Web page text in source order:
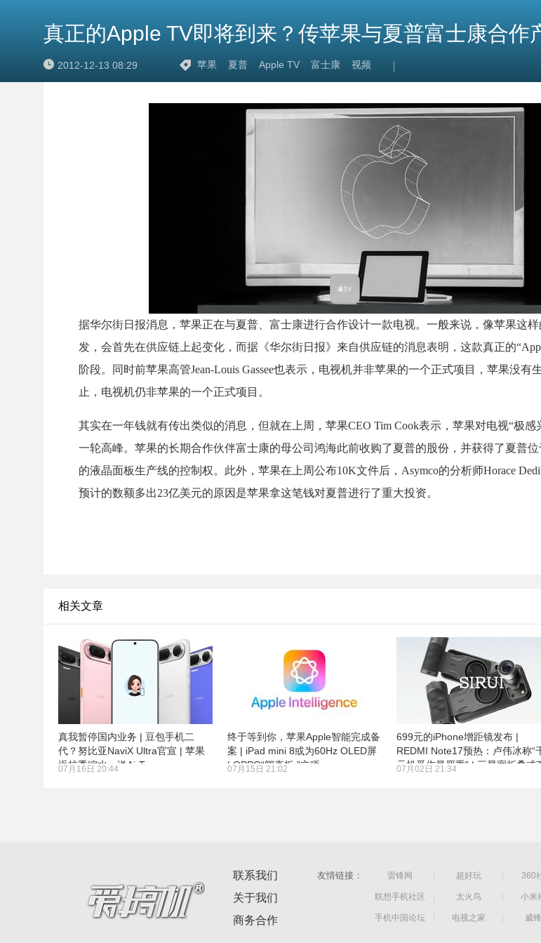
真正的Apple TV即将到来？传苹果与夏普富士康合作
2012-12-13 08:29 苹果 夏普 Apple TV 富士康 视频
据华尔街日报消息，苹果正在与夏普、富士康进行合作设计一款电视。一般来说，像苹果这
发，会首先在供应链上起变化，而据《华尔街日报》来自供应链的消息表明，这款真正的
阶段。同时前苹果高管Jean-Louis Gassee也表示，电视机并非苹果的一个正式项目，苹果没有
止，电视机仍非苹果的一个正式项目。
其实在一年钱就有传出类似的消息，但就在上周，苹果CEO Tim Cook表示，苹果对电视“极
一轮高峰。苹果的长期合作伙伴富士康的母公司鸿海此前收购了夏普的股份，并获得了夏普
的液晶面板生产线的控制权。此外，苹果在上周公布10K文件后，Asymco的分析师Horace
预计的数额多出23亿美元的原因是苹果拿这笔钱对夏普进行了重大投资。
相关文章
真我暂停国内业务 | 豆包手机二
代？努比亚NaviX Ultra官宣 | 苹果
返校季缩水：送AirTags
07月16日 20:44
终于等到你，苹果Apple智能完成备
案 | iPad mini 8或为60Hz OLED屏
| OPPO“阔直板 ”立项
07月15日 21:02
699元的iPhone增距镜发布 |
REDMI Note17预热：卢伟冰称“
元机受伤最严重” | 三星宽折叠或7
07月02日 21:34
联系我们
关于我们
商务合作
友情链接： 雷锋网 超好玩 360
联想手机社区 太火鸟 小米
手机中国论坛 电视之家 威